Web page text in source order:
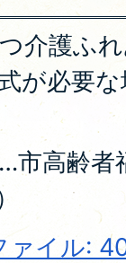
介護ふ
が必要
高齢者
ァイル: